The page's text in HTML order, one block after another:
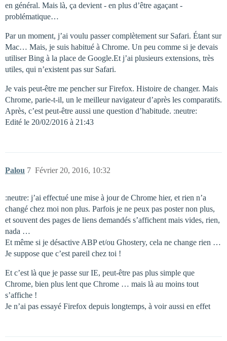
en général. Mais là, ça devient - en plus d’être agaçant -
problématique…
Par un moment, j’ai voulu passer complètement sur Safari. Étant sur
Mac… Mais, je suis habitué à Chrome. Un peu comme si je devais
utiliser Bing à la place de Google.Et j’ai plusieurs extensions, très
utiles, qui n’existent pas sur Safari.
Je vais peut-être me pencher sur Firefox. Histoire de changer. Mais
Chrome, parie-t-il, un le meilleur navigateur d’après les comparatifs.
Après, c’est peut-être aussi une question d’habitude. :neutre:
Edité le 20/02/2016 à 21:43
Palou Février 20, 2016, 10:32
7
:neutre: j’ai effectué une mise à jour de Chrome hier, et rien n’a
changé chez moi non plus. Parfois je ne peux pas poster non plus,
et souvent des pages de liens demandés s’affichent mais vides, rien,
nada …
Et même si je désactive ABP et/ou Ghostery, cela ne change rien …
Je suppose que c’est pareil chez toi !
Et c’est là que je passe sur IE, peut-être pas plus simple que
Chrome, bien plus lent que Chrome … mais là au moins tout
s’affiche !
Je n’ai pas essayé Firefox depuis longtemps, à voir aussi en effet